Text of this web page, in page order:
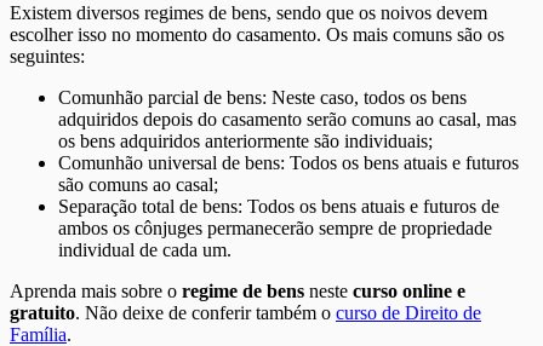
Existem diversos regimes de bens, sendo que os noivos devem
escolher isso no momento do casamento. Os mais comuns são os
seguintes:
Comunhão parcial de bens: Neste caso, todos os bens
adquiridos depois do casamento serão comuns ao casal, mas
os bens adquiridos anteriormente são individuais;
Comunhão universal de bens: Todos os bens atuais e futuros
são comuns ao casal;
Separação total de bens: Todos os bens atuais e futuros de
ambos os cônjuges permanecerão sempre de propriedade
individual de cada um.
Aprenda mais sobre o regime de bens neste curso online e
gratuito. Não deixe de conferir também o curso de Direito de
Família.